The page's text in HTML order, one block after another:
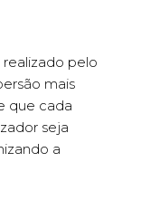
pelo
mais
que cada
seja
a